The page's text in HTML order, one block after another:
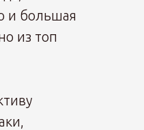
и большая
из топ